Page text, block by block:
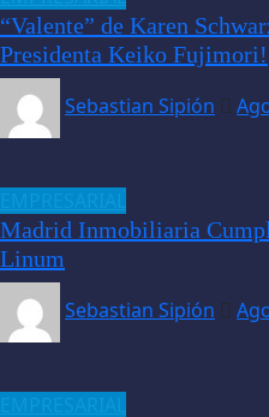
“Valente” de Karen
Presidenta Keiko Fujimori!
Sebastian Sipión
Madrid Inmobiliaria
Linum
Sebastian Sipión